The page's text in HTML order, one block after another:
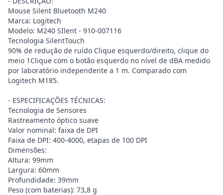
Mouse Silent Bluetooth M240
Marca: Logitech
Modelo: M240 SIlent - 910-007116
Tecnologia SilentTouch
90% de redução de ruído Clique esquerdo/direito, clique do
meio 1Clique com o botão esquerdo no nível de dBA medido
por laboratório independente a 1 m. Comparado com
Logitech M185.
- ESPECIFICAÇÕES TÉCNICAS:
Tecnologia de Sensores
Rastreamento óptico suave
Valor nominal: faixa de DPI
Faixa de DPI: 400-4000, etapas de 100 DPI
Dimensões:
Altura: 99mm
Largura: 60mm
Profundidade: 39mm
Peso (com baterias): 73,8 g